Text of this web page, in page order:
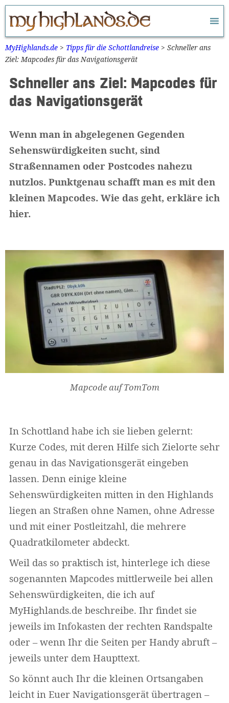
Zum
Inhalt
springen
MyHighlands.de > Tipps für die Schottlandreise > Schneller ans
Ziel: Mapcodes für das Navigationsgerät
Schneller ans Ziel: Mapcodes für
das Navigationsgerät
Wenn man in abgelegenen Gegenden
Sehenswürdigkeiten sucht, sind
Straßennamen oder Postcodes nahezu
nutzlos. Punktgenau schafft man es mit den
kleinen Mapcodes. Wie das geht, erkläre ich
hier.
Mapcode auf TomTom
In Schottland habe ich sie lieben gelernt:
Kurze Codes, mit deren Hilfe sich Zielorte sehr
genau in das Navigationsgerät eingeben
lassen. Denn einige kleine
Sehenswürdigkeiten mitten in den Highlands
liegen an Straßen ohne Namen, ohne Adresse
und mit einer Postleitzahl, die mehrere
Quadratkilometer abdeckt.
Weil das so praktisch ist, hinterlege ich diese
sogenannten Mapcodes mittlerweile bei allen
Sehenswürdigkeiten, die ich auf
MyHighlands.de beschreibe. Ihr findet sie
jeweils im Infokasten der rechten Randspalte
oder – wenn Ihr die Seiten per Handy abruft –
jeweils unter dem Haupttext.
So könnt auch Ihr die kleinen Ortsangaben
leicht in Euer Navigationsgerät übertragen –